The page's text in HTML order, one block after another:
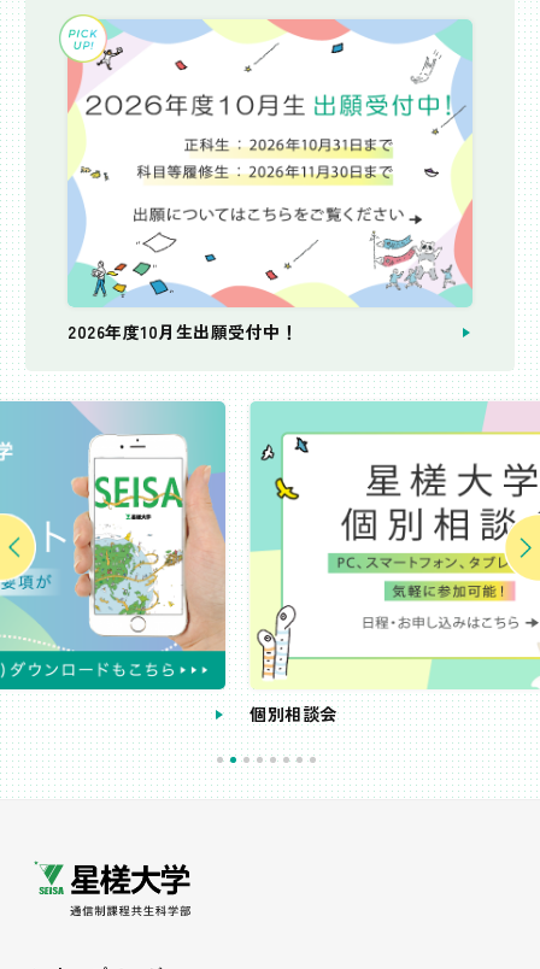
2026年度10月生出願受付中！
個別相談会